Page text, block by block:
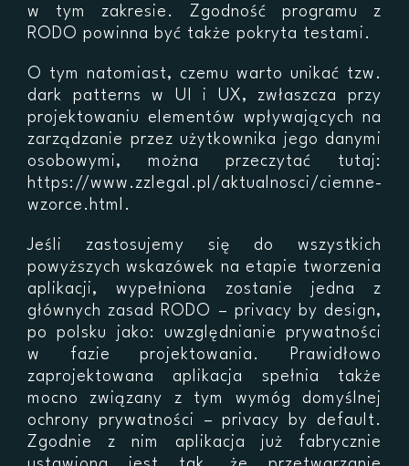
w tym zakresie. Zgodność programu z
RODO powinna być także pokryta testami.
O tym natomiast, czemu warto unikać tzw.
dark patterns w UI i UX, zwłaszcza przy
projektowaniu elementów wpływających na
zarządzanie przez użytkownika jego danymi
osobowymi, można przeczytać tutaj:
https://www.zzlegal.pl/aktualnosci/ciemne-
wzorce.html.
Jeśli zastosujemy się do wszystkich
powyższych wskazówek na etapie tworzenia
aplikacji, wypełniona zostanie jedna z
głównych zasad RODO – privacy by design,
po polsku jako: uwzględnianie prywatności
w fazie projektowania. Prawidłowo
zaprojektowana aplikacja spełnia także
mocno związany z tym wymóg domyślnej
ochrony prywatności – privacy by default.
Zgodnie z nim aplikacja już fabrycznie